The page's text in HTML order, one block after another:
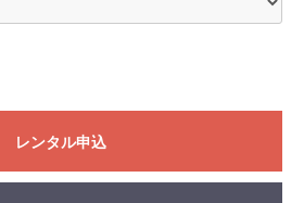
レンタル申込